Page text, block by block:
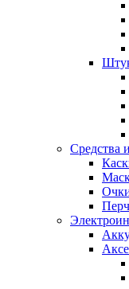
Средства